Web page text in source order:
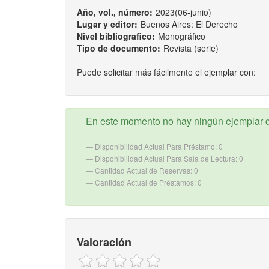
Año, vol., número: 2023(06-junio)
Lugar y editor: Buenos Aires: El Derecho
Nivel bibliografico: Monográfico
Tipo de documento: Revista (serie)
Puede solicitar más fácilmente el ejemplar con:
En este momento no hay ningún ejemplar
Disponibilidad Actual Para Préstamo: 0
Disponibilidad Actual Para Sala de Lectura: 0
Cantidad Actual de Reservas: 0
Cantidad Actual de Préstamos: 0
Valoración